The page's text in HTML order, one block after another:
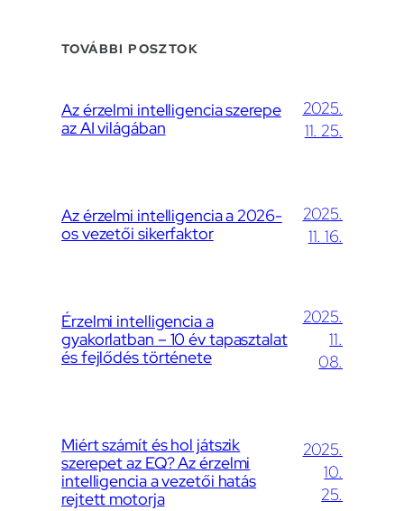
TOVÁBBI POSZTOK
Az érzelmi intelligencia szerepe
az AI világában
2025.
11. 25.
Az érzelmi intelligencia a 2026-
os vezetői sikerfaktor
2025.
11. 16.
Érzelmi intelligencia a
gyakorlatban – 10 év tapasztalat
és fejlődés története
2025.
11.
08.
Miért számít és hol játszik
szerepet az EQ? Az érzelmi
intelligencia a vezetői hatás
rejtett motorja
2025.
10.
25.